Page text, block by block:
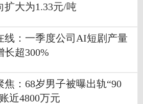
扩大为1.33元/吨
线：一季度公司AI短剧产量
长超300%
焦：68岁男子被曝出轨“90
近4800万元